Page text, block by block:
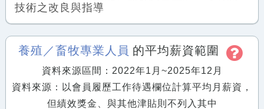
技術之改良與指導
養殖／畜牧專業人員 的平均薪資範圍
資料來源區間：2022年1月~2025年12月
資料來源：以會員履歷工作待遇欄位計算平均月薪資，
但績效獎金、與其他津貼則不列入其中